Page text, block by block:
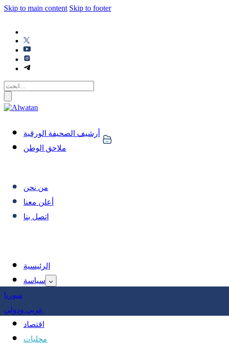
Skip to main content Skip to footer
أرشيف الصحيفة الورقية
ملاحق الوطن
من نحن
أعلن معنا
اتصل بنا
الرئيسية
سياسة
سوريا
عربي ودولي
اقتصاد
محليات